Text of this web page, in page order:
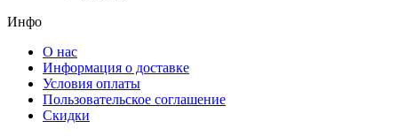
Инфо
О нас
Информация о доставке
Условия оплаты
Пользовательское соглашение
Скидки